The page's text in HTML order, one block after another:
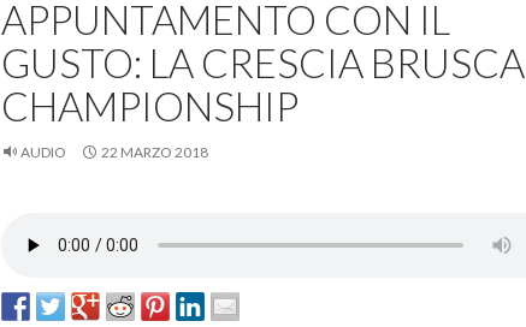
APPUNTAMENTO CON IL
GUSTO: LA CRESCIA BRUSCA
CHAMPIONSHIP
AUDIO 22 MARZO 2018